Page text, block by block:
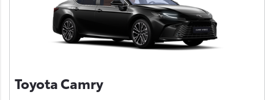
Toyota Camry